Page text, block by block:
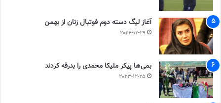
آغاز لیگ دسته دوم فوتبال زنان از بهمن
2024-12-29
بمی‌ها پیکر ملیکا محمدی را بدرقه کردند
2023-12-25